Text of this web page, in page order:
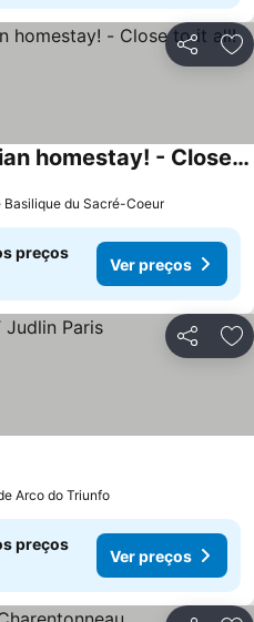
Partilhar
Private room in a Parisian homestay! - Close to it all!
Basilique du Sacré-Coeur
preços
Ver preços
Partilhar
Arco do Triunfo
preços
Ver preços